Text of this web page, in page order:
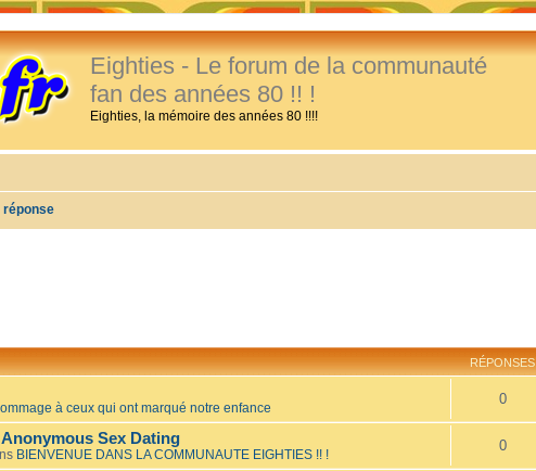
Eighties - Le forum de la communauté
fan des années 80 !! !
Eighties, la mémoire des années 80 !!!!
réponse
RÉPONSES
à ceux qui ont marqué notre enfance
0
Sex Dating
BIENVENUE DANS LA COMMUNAUTE EIGHTIES !! !
0